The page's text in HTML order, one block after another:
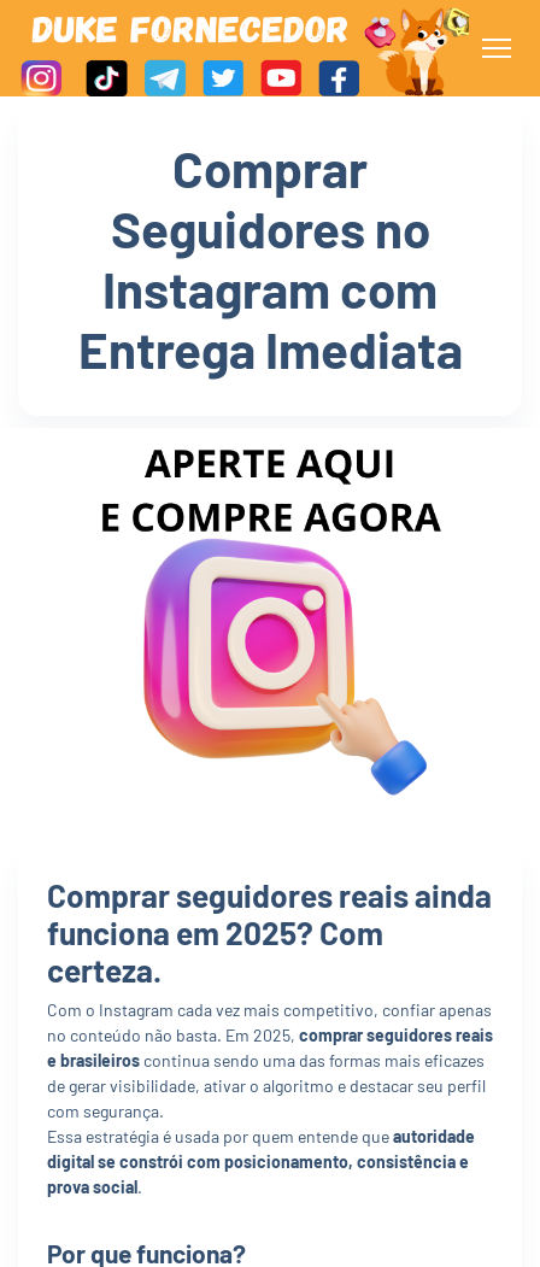
Comprar
Seguidores no
Instagram com
Entrega Imediata
Comprar seguidores reais ainda
funciona em 2025? Com
certeza.
Com o Instagram cada vez mais competitivo, confiar apenas
no conteúdo não basta. Em 2025, comprar seguidores reais
e brasileiros continua sendo uma das formas mais eficazes
de gerar visibilidade, ativar o algoritmo e destacar seu perfil
com segurança.
Essa estratégia é usada por quem entende queautoridade
digital se constrói com posicionamento, consistência e
prova social.
Por que funciona?